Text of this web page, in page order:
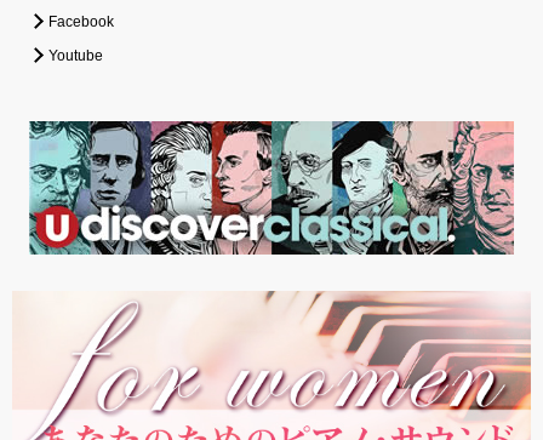
Facebook
Youtube